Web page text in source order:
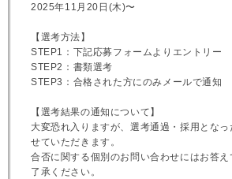
2025年11月20日(木)〜
【選考方法】
STEP1：下記応募フォームよりエントリー
STEP2：書類選考
STEP3：合格された方にのみメールで通知
【選考結果の通知について】
大変恐れ入りますが、選考通過・採用とな
せていただきます。
合否に関する個別のお問い合わせにはお答
了承ください。